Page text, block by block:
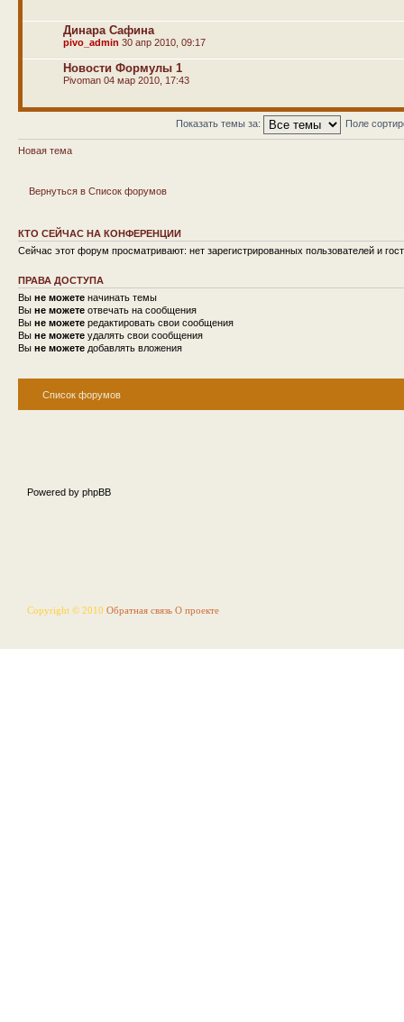
Динара Сафина
pivo_admin 30 апр 2010, 09:17
Новости Формулы 1
Pivoman 04 мар 2010, 17:43
Показать темы за: Поле
Новая тема
Вернуться в Список форумов
КТО СЕЙЧАС НА КОНФЕРЕНЦИИ
Сейчас этот форум просматривают: нет зарегистрированных пользователей и
ПРАВА ДОСТУПА
Вы не можете начинать темы
Вы не можете отвечать на сообщения
Вы не можете редактировать свои сообщения
Вы не можете удалять свои сообщения
Вы не можете добавлять вложения
Список форумов
Powered by phpBB
Copyright © 2010 Обратная связь О проекте